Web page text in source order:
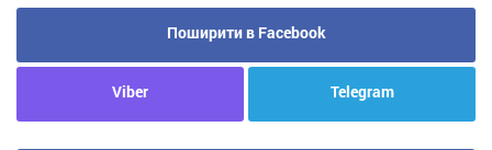
Поширити в Facebook
Viber Telegram